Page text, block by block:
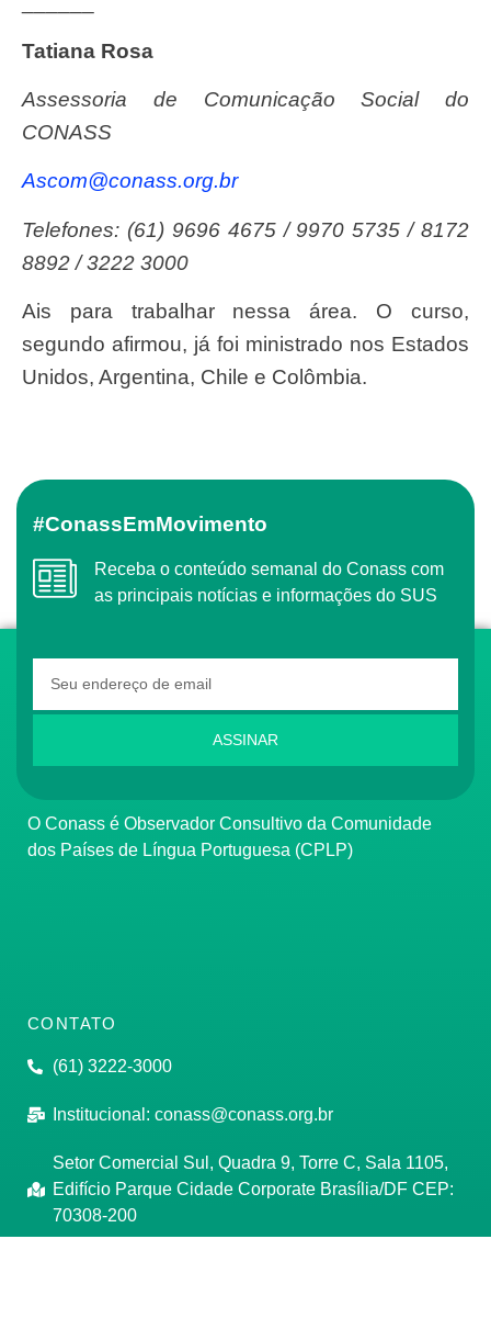
Tatiana Rosa
Assessoria de Comunicação Social do
CONASS
ascom@conass.org.br
Telefones: (61) 9696 4675 / 9970 5735 / 8172
8892 / 3222 3000
ais para trabalhar nessa área. O curso,
segundo afirmou, já foi ministrado nos Estados
Unidos, Argentina, Chile e Colômbia.
#ConassEmMovimento
Receba o conteúdo semanal do Conass com
as principais notícias e informações do SUS
ASSINAR
O Conass é Observador Consultivo da Comunidade
dos Países de Língua Portuguesa (CPLP)
CONTATO
(61) 3222-3000
Institucional: conass@conass.org.br
Setor Comercial Sul, Quadra 9, Torre C, Sala 1105,
Edifício Parque Cidade Corporate Brasília/DF CEP:
70308-200